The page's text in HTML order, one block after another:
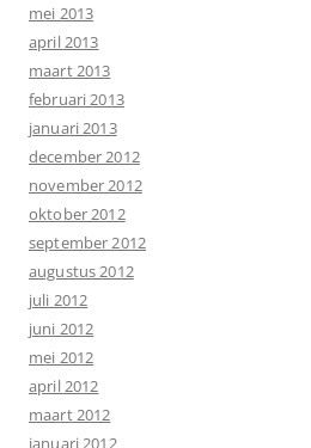
mei 2013
april 2013
maart 2013
februari 2013
januari 2013
december 2012
november 2012
oktober 2012
september 2012
augustus 2012
juli 2012
juni 2012
mei 2012
april 2012
maart 2012
januari 2012